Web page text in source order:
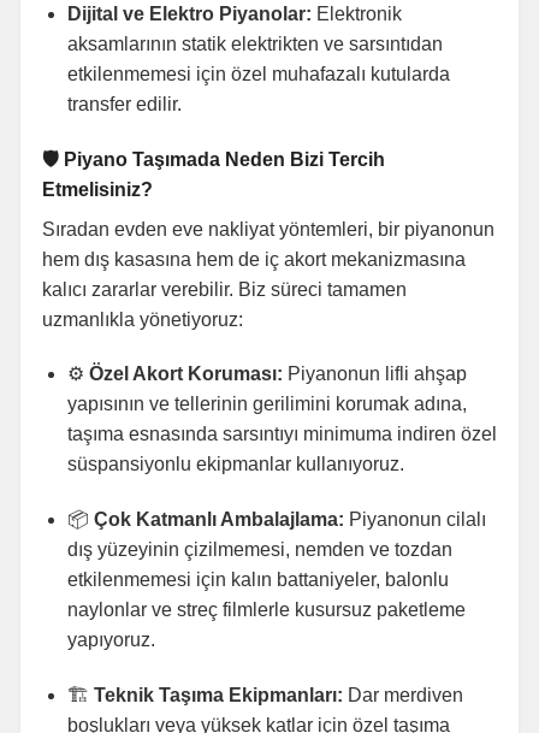
Dijital ve Elektro Piyanolar: Elektronik
aksamlarının statik elektrikten ve sarsıntıdan
etkilenmemesi için özel muhafazalı kutularda
transfer edilir.
🛡️ Piyano Taşımada Neden Bizi Tercih
Etmelisiniz?
Sıradan evden eve nakliyat yöntemleri, bir piyanonun
hem dış kasasına hem de iç akort mekanizmasına
kalıcı zararlar verebilir. Biz süreci tamamen
uzmanlıkla yönetiyoruz:
⚙️ Özel Akort Koruması: Piyanonun lifli ahşap
yapısının ve tellerinin gerilimini korumak adına,
taşıma esnasında sarsıntıyı minimuma indiren özel
süspansiyonlu ekipmanlar kullanıyoruz.
📦 Çok Katmanlı Ambalajlama: Piyanonun cilalı
dış yüzeyinin çizilmemesi, nemden ve tozdan
etkilenmemesi için kalın battaniyeler, balonlu
naylonlar ve streç filmlerle kusursuz paketleme
yapıyoruz.
🏗️ Teknik Taşıma Ekipmanları: Dar merdiven
boşlukları veya yüksek katlar için özel taşıma